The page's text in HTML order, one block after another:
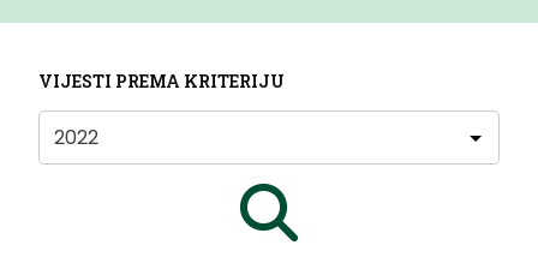
VIJESTI PREMA KRITERIJU